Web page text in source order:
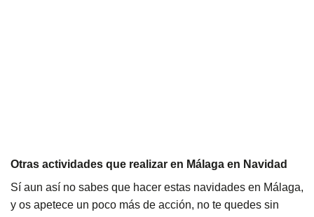
Otras actividades que realizar en Málaga en Navidad
Sí aun así no sabes que hacer estas navidades en Málaga,
y os apetece un poco más de acción, no te quedes sin